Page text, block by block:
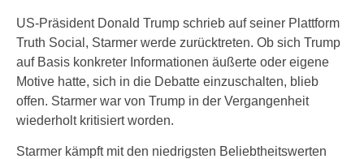
US-Präsident Donald Trump schrieb auf seiner Plattform
Truth Social, Starmer werde zurücktreten. Ob sich Trump
auf Basis konkreter Informationen äußerte oder eigene
Motive hatte, sich in die Debatte einzuschalten, blieb
offen. Starmer war von Trump in der Vergangenheit
wiederholt kritisiert worden.
Starmer kämpft mit den niedrigsten Beliebtheitswerten